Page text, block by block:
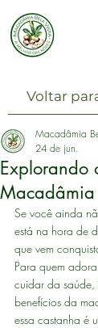
Voltar
Explorando
Macadâmia
Macadâmia
24 de jun.
Se você ainda
está na hora de
que vem
Para quem
cuidar da
benefícios da
essa castanha é